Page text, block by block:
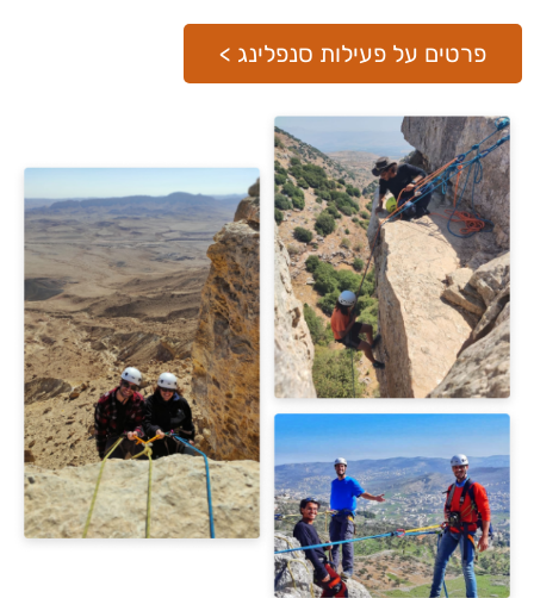
פרטים על פעילות סנפלינג >